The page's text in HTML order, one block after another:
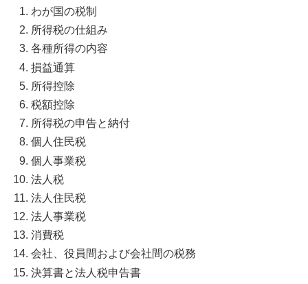
わが国の税制
所得税の仕組み
各種所得の内容
損益通算
所得控除
税額控除
所得税の申告と納付
個人住民税
個人事業税
法人税
法人住民税
法人事業税
消費税
会社、役員間および会社間の税務
決算書と法人税申告書